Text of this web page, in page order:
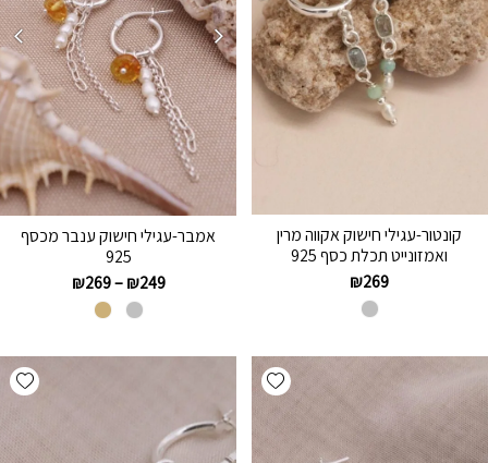
קונטור-עגילי חישוק אקווה מרין
ואמזונייט תכלת כסף 925
₪269
אמבר-עגילי חישוק ענבר מכסף
925
₪249
–
₪269
Add wishlist